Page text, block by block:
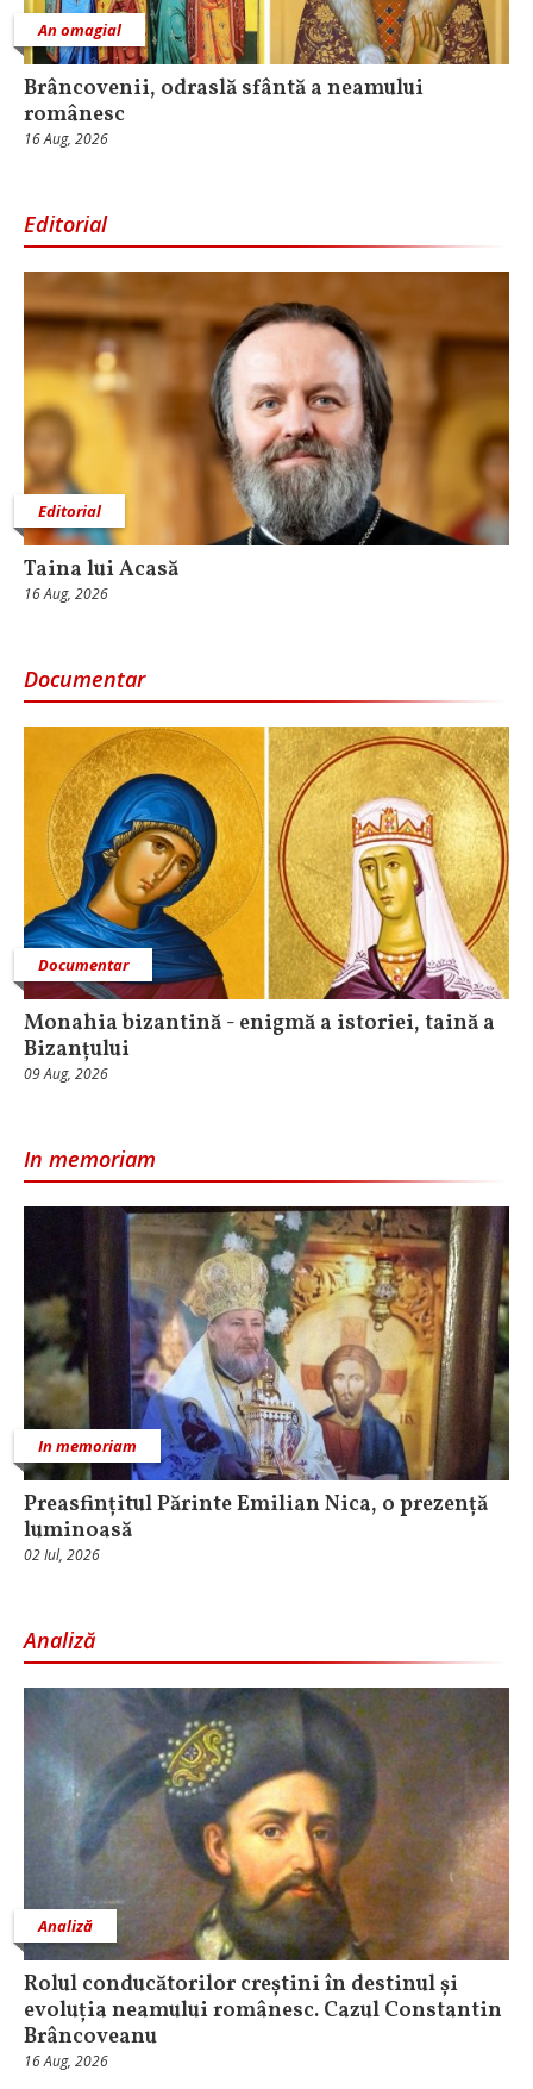
An omagial
Brâncovenii, odraslă sfântă a neamului
românesc
16 Aug, 2026
Editorial
Editorial
Taina lui Acasă
16 Aug, 2026
Documentar
Documentar
Monahia bizantină - enigmă a istoriei, taină a
Bizanțului
09 Aug, 2026
In memoriam
In memoriam
Preasfințitul Părinte Emilian Nica, o prezență
luminoasă
02 Iul, 2026
Analiză
Analiză
Rolul conducătorilor creștini în destinul și
evoluția neamului românesc. Cazul Constantin
Brâncoveanu
16 Aug, 2026